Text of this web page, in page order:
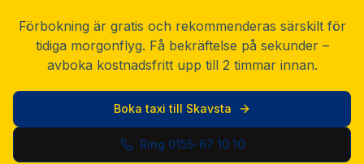
Förbokning är gratis och rekommenderas särskilt för
tidiga morgonflyg. Få bekräftelse på sekunder –
avboka kostnadsfritt upp till 2 timmar innan.
Boka taxi till Skavsta
Ring 0155-67 10 10